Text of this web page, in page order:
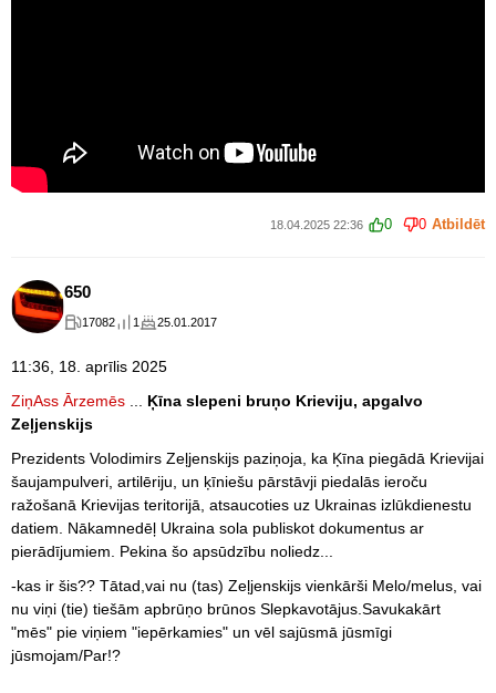
18.04.2025 22:36 0 0 Atbildēt
650
17082 1 25.01.2017
11:36, 18. aprīlis 2025
ZiņAss Ārzemēs
Ķīna slepeni bruņo Krieviju, apgalvo
Zeļjenskijs
Prezidents Volodimirs Zeļjenskijs paziņoja, ka Ķīna piegādā Krievijai
šaujampulveri, artilēriju, un ķīniešu pārstāvji piedalās ieroču
ražošanā Krievijas teritorijā, atsaucoties uz Ukrainas izlūkdienestu
datiem. Nākamnedēļ Ukraina sola publiskot dokumentus ar
pierādījumiem. Pekina šo apsūdzību noliedz...
-kas ir šis?? Tātad,vai nu (tas) Zeļjenskijs vienkārši Melo/melus, vai
nu viņi (tie) tiešām apbrūņo brūnos Slepkavotājus.Savukakārt
"mēs" pie viņiem "iepērkamies" un vēl sajūsmā jūsmīgi
jūsmojam/Par!?